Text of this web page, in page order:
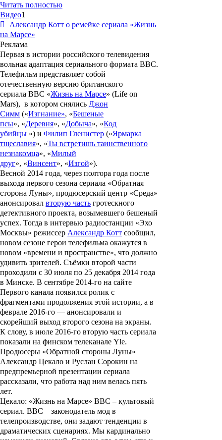
Читать полностью
Видео1
Александр Котт о ремейке сериала «Жизнь
на Марсе»
Реклама
Первая в истории российского телевидения
вольная адаптация сериального формата BBC.
Телефильм представляет собой
отечественную версию британского
сериала BBC «Жизнь на Марсе» (Life on
Mars), в котором снялись Джон
Симм («Изгнание», «Бешеные
псы», «Деревня», «Добыча», «Код
убийцы ») и Филип Гленистер («Ярмарка
тщеславия», «Ты встретишь таинственного
незнакомца», «Милый
друг», «Винсент», «Изгой»).
Весной 2014 года, через полтора года после
выхода первого сезона сериала «Обратная
сторона Луны», продюсерский центр «Среда»
анонсировал вторую часть гротескного
детективного проекта, возымевшего бешеный
успех. Тогда в интервью радиостанции «Эхо
Москвы» режиссер Александр Котт сообщил,
новом сезоне герои телефильма окажутся в
новом «времени и пространстве», что должно
удивить зрителей. Съёмки второй части
проходили с 30 июля по 25 декабря 2014 года
в Минске. В сентябре 2014-го на сайте
Первого канала появился ролик с
фрагментами продолжения этой истории, а в
феврале 2016-го — анонсировали и
скорейший выход второго сезона на экраны.
К слову, в июле 2016-го вторую часть сериала
показали на финском телеканале Yle.
Продюсеры «Обратной стороны Луны»
Александр Цекало и Руслан Сорокин на
предпремьерной презентации сериала
рассказали, что работа над ним велась пять
лет.
Цекало: «Жизнь на Марсе» ВВС – культовый
сериал. ВВС – законодатель мод в
телепроизводстве, они задают тенденции в
драматических сценариях. Мы кардинально